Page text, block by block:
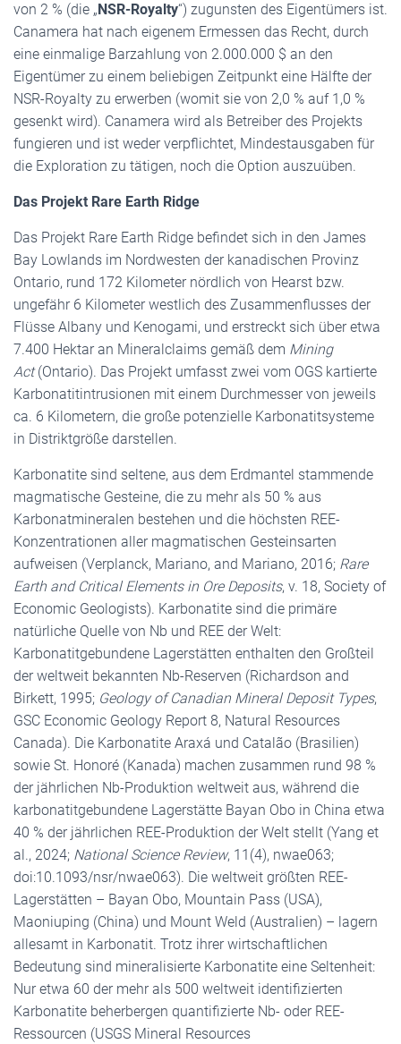
von 2 % (die „NSR-Royalty“) zugunsten des Eigentümers ist.
Canamera hat nach eigenem Ermessen das Recht, durch
eine einmalige Barzahlung von 2.000.000 $ an den
Eigentümer zu einem beliebigen Zeitpunkt eine Hälfte der
NSR-Royalty zu erwerben (womit sie von 2,0 % auf 1,0 %
gesenkt wird). Canamera wird als Betreiber des Projekts
fungieren und ist weder verpflichtet, Mindestausgaben für
die Exploration zu tätigen, noch die Option auszuüben.
Das Projekt Rare Earth Ridge
Das Projekt Rare Earth Ridge befindet sich in den James
Bay Lowlands im Nordwesten der kanadischen Provinz
Ontario, rund 172 Kilometer nördlich von Hearst bzw.
ungefähr 6 Kilometer westlich des Zusammenflusses der
Flüsse Albany und Kenogami, und erstreckt sich über etwa
7.400 Hektar an Mineralclaims gemäß dem Mining
Act(Ontario). Das Projekt umfasst zwei vom OGS kartierte
Karbonatitintrusionen mit einem Durchmesser von jeweils
ca. 6 Kilometern, die große potenzielle Karbonatitsysteme
in Distriktgröße darstellen.
Karbonatite sind seltene, aus dem Erdmantel stammende
magmatische Gesteine, die zu mehr als 50 % aus
Karbonatmineralen bestehen und die höchsten REE-
Konzentrationen aller magmatischen Gesteinsarten
aufweisen (Verplanck, Mariano, and Mariano, 2016; Rare
Earth and Critical Elements in Ore Deposits, v. 18, Society of
Economic Geologists). Karbonatite sind die primäre
natürliche Quelle von Nb und REE der Welt:
Karbonatitgebundene Lagerstätten enthalten den Großteil
der weltweit bekannten Nb-Reserven (Richardson and
Birkett, 1995; Geology of Canadian Mineral Deposit Types,
GSC Economic Geology Report 8, Natural Resources
Canada). Die Karbonatite Araxá und Catalão (Brasilien)
sowie St. Honoré (Kanada) machen zusammen rund 98 %
der jährlichen Nb-Produktion weltweit aus, während die
karbonatitgebundene Lagerstätte Bayan Obo in China etwa
40 % der jährlichen REE-Produktion der Welt stellt (Yang et
al., 2024; National Science Review, 11(4), nwae063;
doi:10.1093/nsr/nwae063). Die weltweit größten REE-
Lagerstätten – Bayan Obo, Mountain Pass (USA),
Maoniuping (China) und Mount Weld (Australien) – lagern
allesamt in Karbonatit. Trotz ihrer wirtschaftlichen
Bedeutung sind mineralisierte Karbonatite eine Seltenheit:
Nur etwa 60 der mehr als 500 weltweit identifizierten
Karbonatite beherbergen quantifizierte Nb- oder REE-
Ressourcen (USGS Mineral Resources